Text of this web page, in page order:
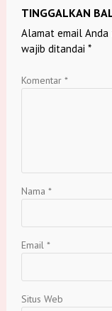
TINGGALKAN
Alamat email Anda
wajib ditandai *
Komentar *
Nama *
Email *
Situs Web